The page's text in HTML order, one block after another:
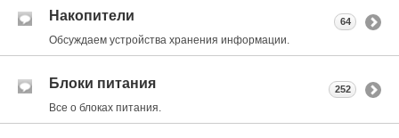
Накопители
Обсуждаем устройства хранения информации.
64
Блоки питания
Все о блоках питания.
252